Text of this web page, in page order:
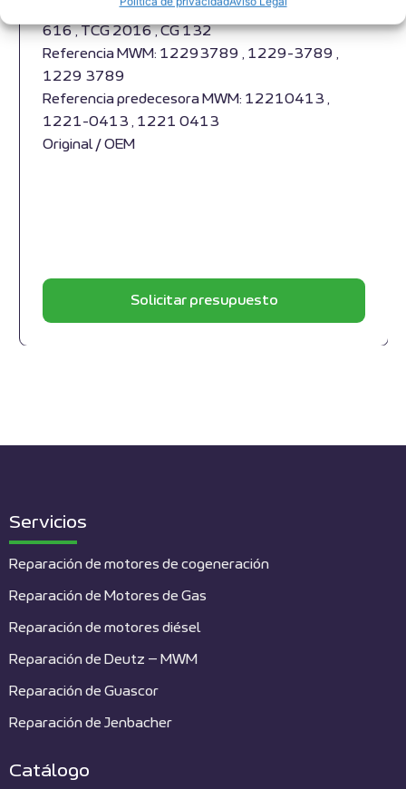
Apropiado para motores MWM y modelos TBG
616 , TCG 2016 , CG 132
Referencia MWM: 12293789 , 1229-3789 ,
1229 3789
Referencia predecesora MWM: 12210413 ,
1221-0413 , 1221 0413
Original / OEM
Solicitar presupuesto
Servicios
Reparación de motores de cogeneración
Reparación de Motores de Gas
Reparación de motores diésel
Reparación de Deutz – MWM
Reparación de Guascor
Reparación de Jenbacher
Catálogo